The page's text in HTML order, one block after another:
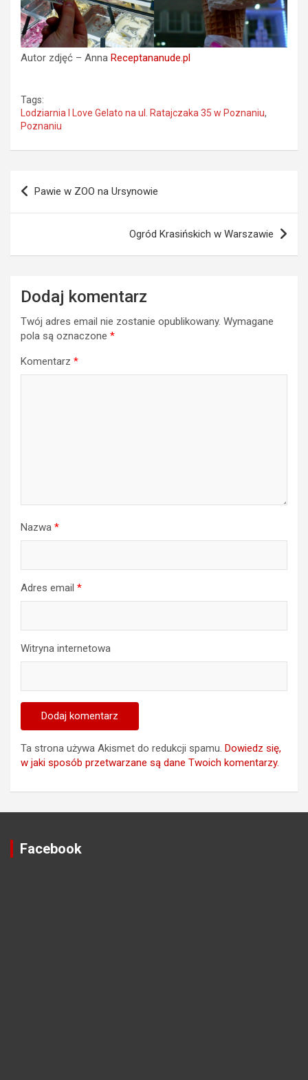
Autor zdjęć – Anna Receptananude.pl
Tags:
Lodziarnia I Love Gelato na ul. Ratajczaka 35 w Poznaniu,
Poznaniu
Nawigacja
wpisu
Pawie w ZOO na Ursynowie
Ogród Krasińskich w Warszawie
Dodaj komentarz
Twój adres email nie zostanie opublikowany. Wymagane
pola są oznaczone *
Komentarz *
Nazwa *
Adres email *
Witryna internetowa
Ta strona używa Akismet do redukcji spamu. Dowiedz się,
w jaki sposób przetwarzane są dane Twoich komentarzy.
Facebook